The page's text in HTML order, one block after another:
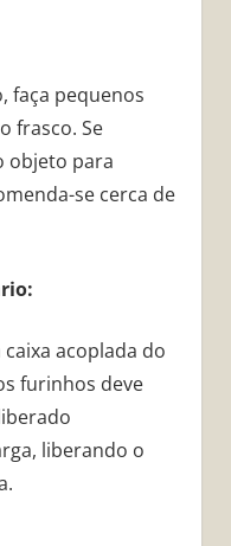
faça pequenos
frasco. Se
objeto para
se cerca de
acoplada do
furinhos deve
liberando o